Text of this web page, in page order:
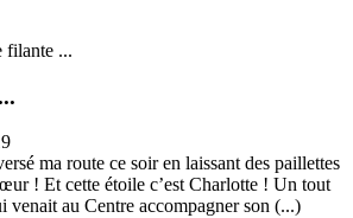
filante ...
ma route ce soir en laissant des paillettes
! Et cette étoile c’est Charlotte ! Un tout
venait au Centre accompagner son (...)